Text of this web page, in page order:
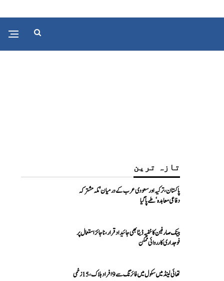
تازہ ترین
پاکستان، ترکیہ اور سعودی عرب کے درمیان ’مکہ مشترکہ
دفاعی معاہدہ‘ طے پا گیا
بینک صارفین کا خفیہ ڈیٹا بھی جائیداد قرار، ناجائز استعمال پر
فوجداری کارروائی ممکن
تھائی لینڈ میں سکول میں فائرنگ سے 9 افراد ہلاک، 15 زخمی